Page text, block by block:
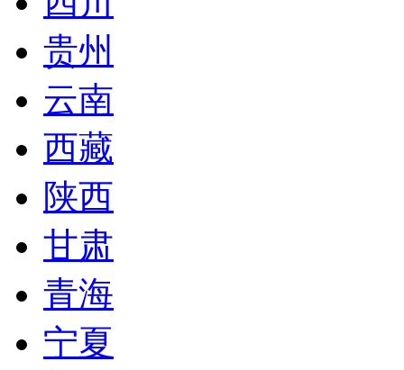
贵州
云南
西藏
陕西
甘肃
青海
宁夏